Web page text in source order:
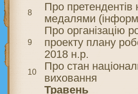
8
Про
медалями
9
Про організацію
проекту плану
2018 н.р.
10
Про стан
виховання
Травень